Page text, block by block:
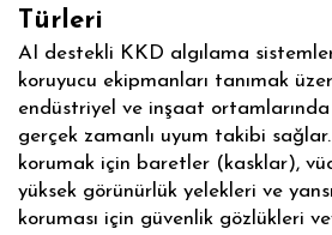
Türleri
AI destekli KKD algılama
koruyucu ekipmanları tanımak
endüstriyel ve inşaat
gerçek zamanlı uyum takibi
korumak için baretler (kasklar),
yüksek görünürlük yelekleri ve
koruması için güvenlik gözlükleri